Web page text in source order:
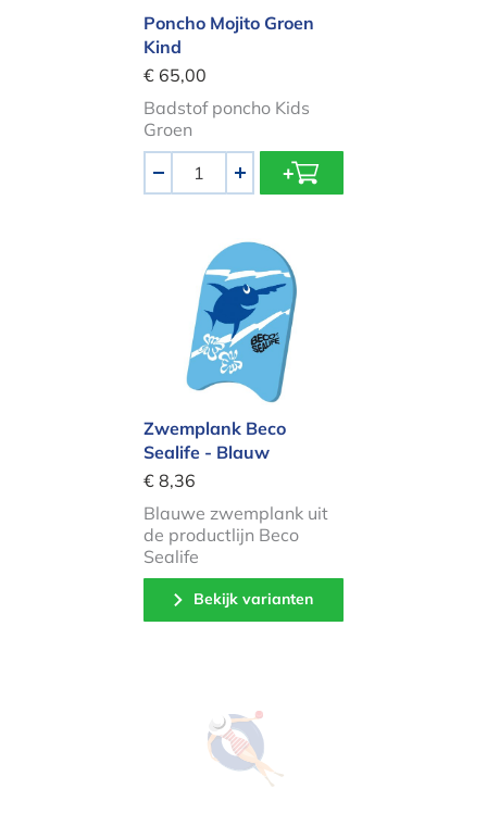
Poncho Mojito Groen
Kind
€ 65,00
Badstof poncho Kids
Groen
+
Zwemplank Beco Sealife - Blauw
Zwemplank Beco
Sealife - Blauw
€ 8,36
Blauwe zwemplank uit
de productlijn Beco
Sealife
Bekijk varianten